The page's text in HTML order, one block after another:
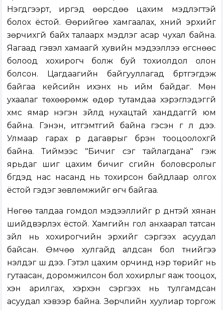
Нэгдүгээрт, иргэд өөрсдөө цахим мэдлэгтэй
болох ёстой. Өөрийгөө хамгаалах, хүний эрхийг
зөрчихгүй байх талаарх мэдлэг асар чухал байна.
Яагаад гэвэл хамаагүй хувийн мэдээллээ өгснөөс
болоод хохирогч болж буй тохиолдол олон
болсон. Цагдаагийн байгууллагад бүртгэгдэж
байгаа кейсийн ихэнх нь ийм байдаг. Мөн
ухаалаг төхөөрөмж өдөр тутамдаа хэрэглэдэггүй
хүмүүс ямар нэгэн зүйлд нухацтай ханддаггүй юм
байна. Гэнэн, итгэмтгий байна гэсэн үг л дээ.
Улмаар гарах үр дагаврыг бүрэн тооцоолохгүй
байна. Тиймээс "Бичиг үсэг тайлагдана" гэж
ярьдаг шиг цахим бичиг үсгийн боловсролыг
бүгдэд нас насанд нь тохирсон байдлаар олгох
ёстой гэдэг зөвлөмжийг өгч байгаа.
Нөгөө талдаа гомдол мэдээллийг үр дүнтэй хянан
шийдвэрлэх ёстой. Хамгийн гол анхаарал татсан
зүйл нь хохирогчийн эрхийг сэргээх асуудал
байсан. Өмчөө хулгайд алдсан бол түүнийгээ
үнэлдэг шүү дээ. Гэтэл цахим орчинд нэр төрийг нь
гутаасан, доромжилсон бол хохирлыг яаж тооцох,
хэн арилгах, хэрхэн сэргээх нь тулгамдсан
асуудал хэвээр байна. Зөрчлийн хуулиар торгож